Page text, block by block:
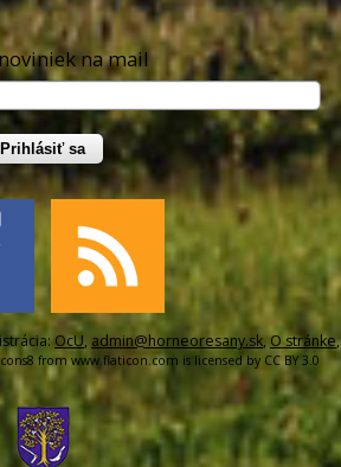
na mail
Prihlásiť sa
OcU, admin@horneoresany.sk,O stránke,
fromwww.flaticon.com is licensed by CC BY 3.0